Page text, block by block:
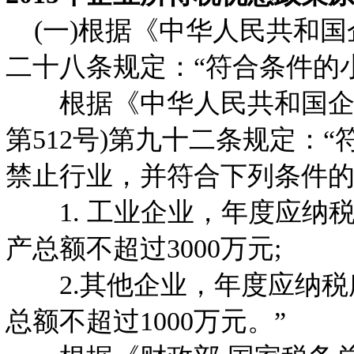
(一)根据《中华人民共和国
二十八条规定：“符合条件的
根据《中华人民共和国企
第512号)第九十二条规定：“
禁止行业，并符合下列条件
1. 工业企业，年度应纳税
产总额不超过3000万元;
2.其他企业，年度应纳税
总额不超过1000万元。”